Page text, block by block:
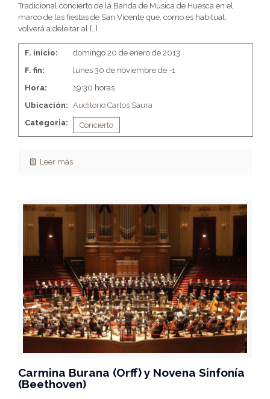
Tradicional concierto de la Banda de Música de Huesca en el
marco de las fiestas de San Vicente que, como es habitual,
volverá a deleitar al
[…]
F. inicio:
domingo 20 de enero de 2013
F. fin:
lunes 30 de noviembre de -1
Hora:
19:30 horas
Ubicación: Auditorio Carlos Saura
Categoria:
Concierto
Leer más
Carmina Burana (Orff) y Novena Sinfonía
(Beethoven)